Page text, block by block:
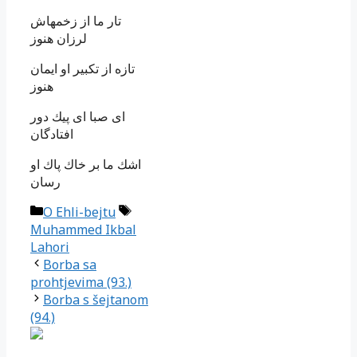
تار ما از زخمه‏اش
لرزان هنوز
تازه از تكبير او ايمان
هنوز
اى صبا اى پيك دور
افتادگان‏
اشك ما بر خاك پاك او
رسان‏
Kategorije
O Ehli-bejtu
Oznake
Muhammed Ikbal
Lahori
Borba sa
prohtjevima (93.)
Borba s šejtanom
(94.)